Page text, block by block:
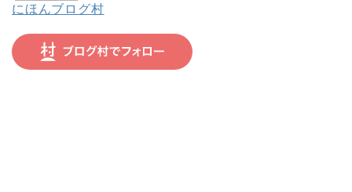
にほんブログ村